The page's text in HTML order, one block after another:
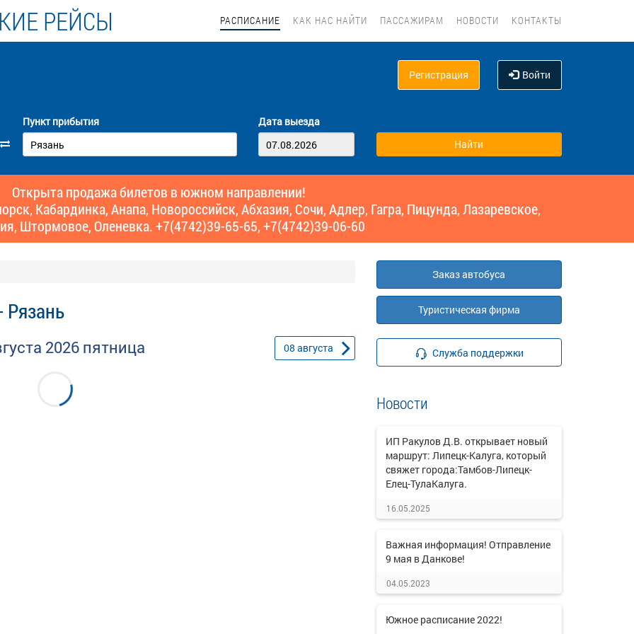
РЕЙСЫ РАСПИСАНИЕ КАК НАС НАЙТИ ПАССАЖИРАМ НОВОСТИ КОНТАКТЫ
Регистрация Войти
Пункт прибытия Дата выезда
Открыта продажа билетов в южном направлении!
Кабардинка, Анапа, Новороссийск, Абхазия, Сочи, Адлер, Гагра, Пицунда, Лазаревское,
Штормовое, Оленевка. +7(4742)39-65-65, +7(4742)39-06-60
Рязань
2026 пятница 08 августа
Заказ автобуса
Туристическая фирма
Служба поддержки
Новости
ИП Ракулов Д.В. открывает новый
маршрут: Липецк-Калуга, который
свяжет города:Тамбов-Липецк-
Елец-ТулаКалуга.
16.05.2025
Важная информация! Отправление
9 мая в Данкове!
04.05.2023
Южное расписание 2022!